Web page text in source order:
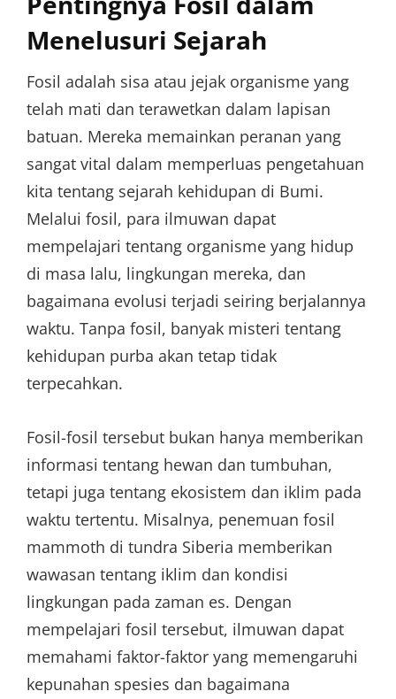
Menelusuri Sejarah
Fosil adalah sisa atau jejak organisme yang
telah mati dan terawetkan dalam lapisan
batuan. Mereka memainkan peranan yang
sangat vital dalam memperluas pengetahuan
kita tentang sejarah kehidupan di Bumi.
Melalui fosil, para ilmuwan dapat
mempelajari tentang organisme yang hidup
di masa lalu, lingkungan mereka, dan
bagaimana evolusi terjadi seiring berjalannya
waktu. Tanpa fosil, banyak misteri tentang
kehidupan purba akan tetap tidak
terpecahkan.
Fosil-fosil tersebut bukan hanya memberikan
informasi tentang hewan dan tumbuhan,
tetapi juga tentang ekosistem dan iklim pada
waktu tertentu. Misalnya, penemuan fosil
mammoth di tundra Siberia memberikan
wawasan tentang iklim dan kondisi
lingkungan pada zaman es. Dengan
mempelajari fosil tersebut, ilmuwan dapat
memahami faktor-faktor yang memengaruhi
kepunahan spesies dan bagaimana